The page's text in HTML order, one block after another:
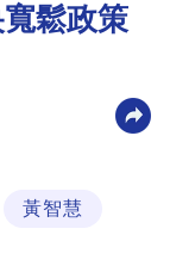
鬆政策
黃智慧